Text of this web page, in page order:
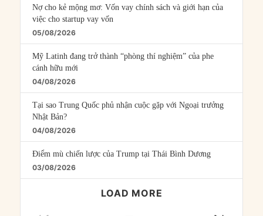
Nợ cho kẻ mộng mơ: Vốn vay chính sách và giới hạn của
việc cho startup vay vốn
05/08/2026
Mỹ Latinh đang trở thành “phòng thí nghiệm” của phe
cánh hữu mới
04/08/2026
Tại sao Trung Quốc phủ nhận cuộc gặp với Ngoại trưởng
Nhật Bản?
04/08/2026
Điểm mù chiến lược của Trump tại Thái Bình Dương
03/08/2026
LOAD MORE